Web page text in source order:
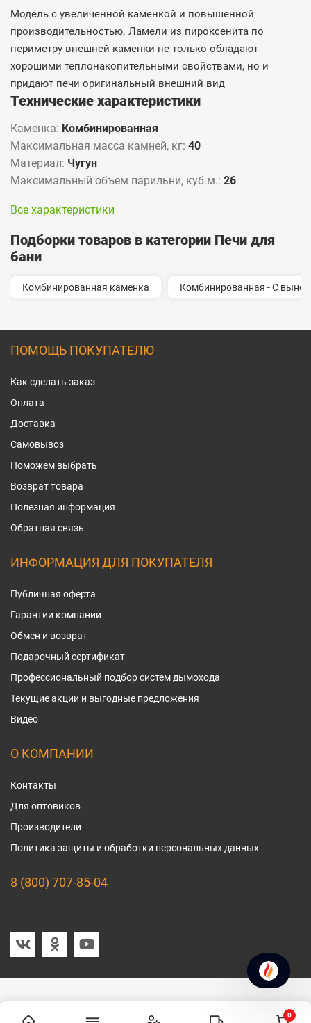
0
Модель с увеличенной каменкой и повышенной
производительностью. Ламели из пироксенита по
периметру внешней каменки не только обладают
хорошими теплонакопительными свойствами, но и
придают печи оригинальный внешний вид
Технические характеристики
Каменка: Комбинированная
Максимальная масса камней, кг: 40
Материал: Чугун
Максимальный объем парильни, куб.м.: 26
Все характеристики
Подборки товаров в категории Печи для
бани
Комбинированная каменка Комбинированная - С
ПОМОЩЬ ПОКУПАТЕЛЮ
Как сделать заказ
Оплата
Доставка
Самовывоз
Поможем выбрать
Возврат товара
Полезная информация
Обратная связь
ИНФОРМАЦИЯ ДЛЯ ПОКУПАТЕЛЯ
Публичная оферта
Гарантии компании
Обмен и возврат
Подарочный сертификат
Профессиональный подбор систем дымохода
Текущие акции и выгодные предложения
Видео
О КОМПАНИИ
Контакты
Для оптовиков
Производители
Политика защиты и обработки персональных данных
8 (800) 707-85-04